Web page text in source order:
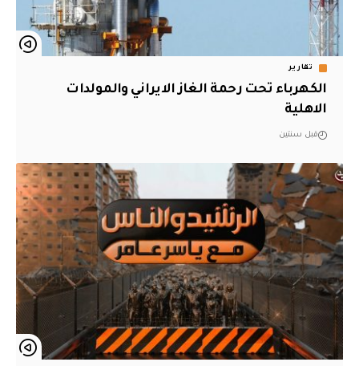
تقارير
الكهرباء تحت رحمة الغاز الايراني والمولدات
الاهلية
قبل سنتين